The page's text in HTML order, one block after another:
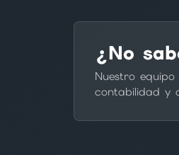
¿No
Nuestro
contabilidad y